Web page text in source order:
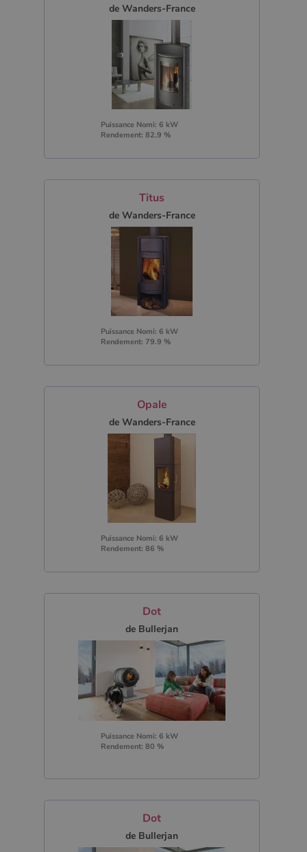
de Wanders-France
Puissance Nomi: 6 kW
Rendement: 82.9 %
Titus
de Wanders-France
Puissance Nomi: 6 kW
Rendement: 79.9 %
Opale
de Wanders-France
Puissance Nomi: 6 kW
Rendement: 86 %
Dot
de Bullerjan
Puissance Nomi: 6 kW
Rendement: 80 %
Dot
de Bullerjan